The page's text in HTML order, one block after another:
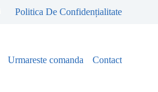
Politica De Confidențialitate
Urmareste comanda Contact